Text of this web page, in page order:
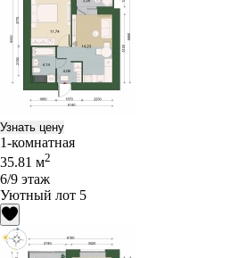
Узнать цену
1-комнатная
35.81 м2
6/9 этаж
Уютный лот 5